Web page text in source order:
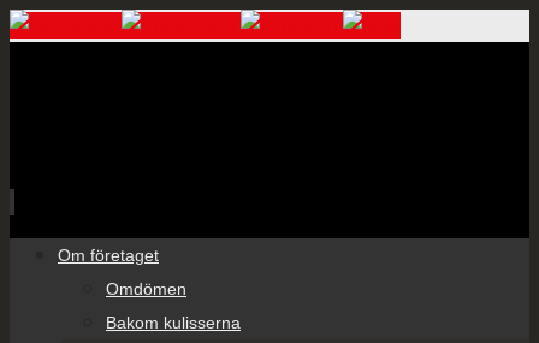
Om företaget
Omdömen
Bakom kulisserna